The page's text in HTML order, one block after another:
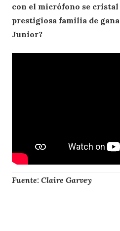
con el micrófono se cristal
prestigiosa familia de
Junior?
Fuente: Claire Garvey